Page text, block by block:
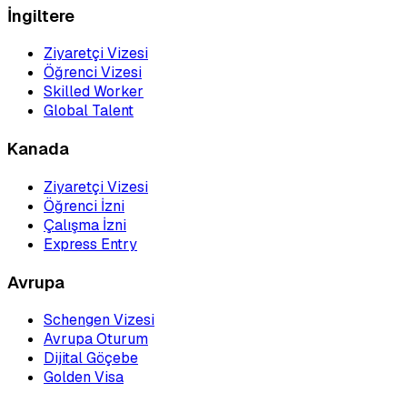
İngiltere
Ziyaretçi Vizesi
Öğrenci Vizesi
Skilled Worker
Global Talent
Kanada
Ziyaretçi Vizesi
Öğrenci İzni
Çalışma İzni
Express Entry
Avrupa
Schengen Vizesi
Avrupa Oturum
Dijital Göçebe
Golden Visa